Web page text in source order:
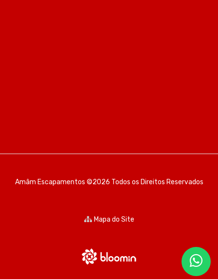
Amâm Escapamentos ©2026 Todos os Direitos Reservados
Mapa do Site